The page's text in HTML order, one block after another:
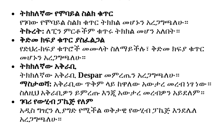
ትክክለኛው የሞባይል ስልክ ቁጥር
የገባው የሞባይል ስልክ ቁጥር ትክክል መሆኑን አረጋግጫለሁ።
ትኩረት: ለፒን ምርቶችም ቁጥሩ ትክክል መሆን አለበት።
ቅድመ ክፍያ ቁጥር ያስፈልጋል
የድህረ-ክፍያ ቁጥሮች መሙላት ስለማይችሉ፣ ቅድመ ክፍያ ቁጥር
መሆኑን አረጋግጫለሁ።
ትክክለኛው አቅራቢ
ትክክለኛው አቅራቢ Despar መምረጤን አረጋግጫለሁ።
ማስታወሻ: አቅራቢው ጥቅም ላይ ከዋለው አውታረ መረብ ነፃ ነው።
ስለዚህ አቅራቢዎን ይምረጡ እንጂ አውታረ መረብዎን አይደለም።
ገባሪ የውሂብ ፓኬጅ የለም
አዲስ ግዢን ሊያግድ የሚችል ወቅታዊ የውሂብ ፓኬጅ እንደሌለ
አረጋግጫለሁ።